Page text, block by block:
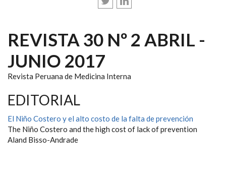
REVISTA 30 Nº 2 ABRIL -
JUNIO 2017
Revista Peruana de Medicina Interna
EDITORIAL
El Niño Costero y el alto costo de la falta de prevención
The Niño Costero and the high cost of lack of prevention
Aland Bisso-Andrade